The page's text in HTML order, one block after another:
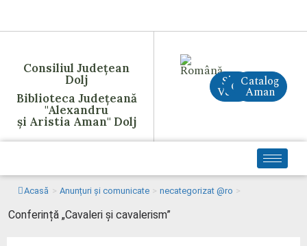
Consiliul Județean
Dolj
Biblioteca Județeană
"Alexandru
și Aristia Aman" Dolj
Site
VechiCreAI
Catalog
Aman
Acasă > Anunțuri și comunicate > necategorizat @ro >
Conferință „Cavaleri și cavalerism”